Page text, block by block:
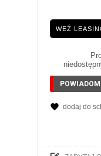
WEŹ
dodaj do